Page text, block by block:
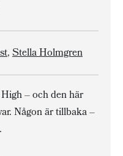
,Stella Holmgren
– och den här
Någon är tillbaka –